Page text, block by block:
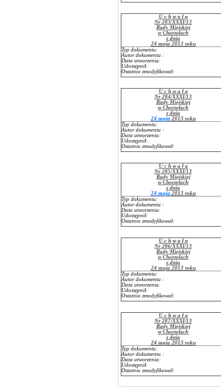
U c h w a ł a
Nr 283/XXXI/13
Rady Miejskiej
w Chorzelach
z dnia
24 maja 2013 roku
Typ dokumentu:
Autor dokumentu :
Data utworzenia:
Udostępnił:
Ostatnio zmodyfikował:
U c h w a ł a
Nr 284/XXXI/13
Rady Miejskiej
w Chorzelach
z dnia
24 maja2013 roku
Typ dokumentu:
Autor dokumentu :
Data utworzenia:
Udostępnił:
Ostatnio zmodyfikował:
U c h w a ł a
Nr 285/XXXI/13
Rady Miejskiej
w Chorzelach
z dnia
24 maja2013 roku
Typ dokumentu:
Autor dokumentu :
Data utworzenia:
Udostępnił:
Ostatnio zmodyfikował:
U c h w a ł a
Nr 286/XXXI/13
Rady Miejskiej
w Chorzelach
z dnia
24 maja 2013 roku
Typ dokumentu:
Autor dokumentu :
Data utworzenia:
Udostępnił:
Ostatnio zmodyfikował:
U c h w a ł a
Nr 287/XXXI/13
Rady Miejskiej
w Chorzelach
z dnia
24 maja 2013 roku
Typ dokumentu:
Autor dokumentu :
Data utworzenia:
Udostępnił:
Ostatnio zmodyfikował: